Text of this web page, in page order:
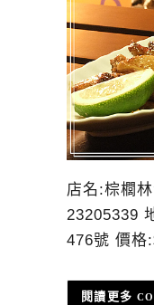
店名:棕櫚
23205339
476號 價